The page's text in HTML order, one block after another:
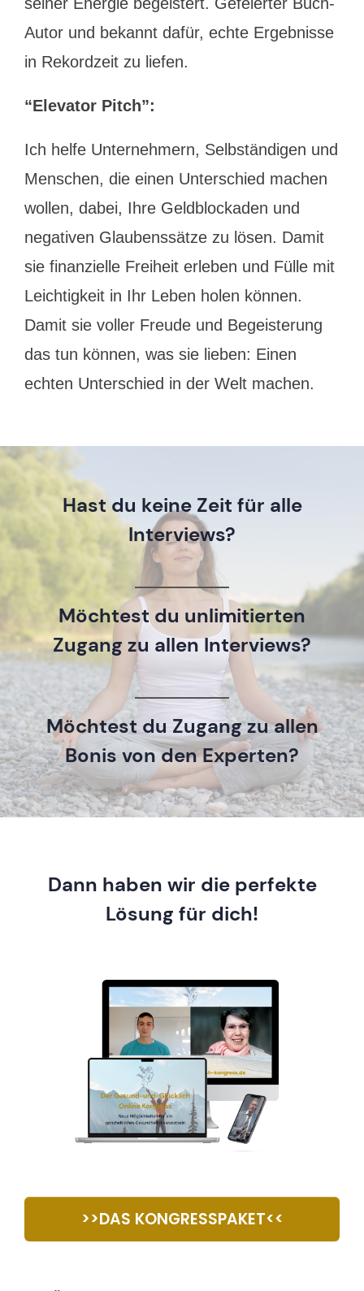
Autor und bekannt dafür, echte Ergebnisse
in Rekordzeit zu liefen.
“Elevator Pitch”:
Ich helfe Unternehmern, Selbständigen und
Menschen, die einen Unterschied machen
wollen, dabei, Ihre Geldblockaden und
negativen Glaubenssätze zu lösen. Damit
sie finanzielle Freiheit erleben und Fülle mit
Leichtigkeit in Ihr Leben holen können.
Damit sie voller Freude und Begeisterung
das tun können, was sie lieben: Einen
echten Unterschied in der Welt machen.
Hast du keine Zeit für alle
Interviews?
Möchtest du unlimitierten
Zugang zu allen Interviews?
Möchtest du Zugang zu allen
Bonis von den Experten?
Dann haben wir die perfekte
Lösung für dich!
>>DAS KONGRESSPAKET<<